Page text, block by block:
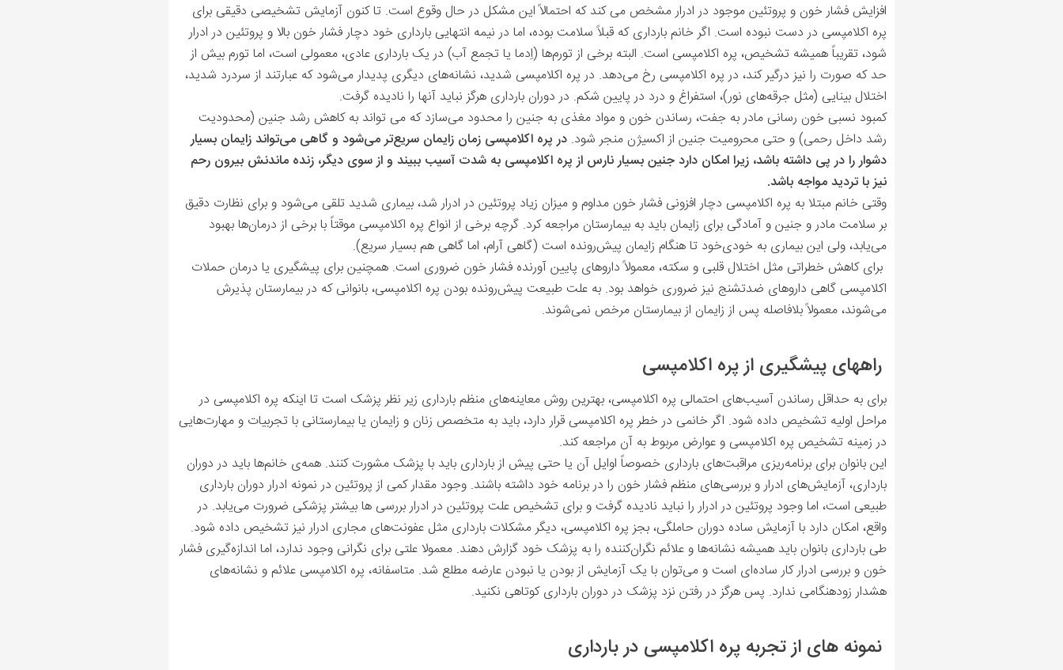
افزایش فشار خون و پروتئین موجود در ادرار مشخص می کند که احتمالاً این مشکل در حال وقوع است. تا کنون آزمایش تشخیصی دقیقی برای
پره اکلامپسی در دست نبوده است. اگر خانم بارداری که قبلاً سلامت بوده، اما در نیمه‌ انتهایی بارداری خود دچار فشار خون بالا و پروتئین در ادرار
شود، تقریباً همیشه تشخیص، پره اکلامپسی است. البته برخی از تورم‌ها (اِدما یا تجمع آب) در یک بارداری عادی، معمولی است، اما تورم بیش از
حد که صورت را نیز درگیر کند، در پره ‌اکلامپسی رخ می‌دهد. در پره اکلامپسی شدید، نشانه‌های دیگری پدیدار می‌شود که عبارتند از سردرد شدید،
اختلال بینایی (مثل جرقه‌های نور)، استفراغ و درد در پایین شکم. در دوران بارداری هرگز نباید آنها را نادیده گرفت.
کمبود نسبی خون رسانی مادر به جفت، رساندن خون و مواد مغذی به جنین را محدود می‌سازد که می تواند به کاهش رشد جنین (محدودیت
رشد داخل رحمی) و حتی محرومیت جنین از اکسیژن منجر شود. در پره اکلامپسی زمان زایمان سریع‌تر می‌شود و گاهی می‌تواند زایمان بسیار
دشوار را در پی داشته باشد، زیرا امکان دارد جنین بسیار نارس از پره اکلامپسی به شدت آسیب ببیند و از سوی دیگر، زنده ماندنش بیرون رحم
نیز با تردید مواجه باشد.
وقتی خانم مبتلا به پره اکلامپسی دچار افزونی فشار خون مداوم و میزان زیاد پروتئین در ادرار شد، بیماری شدید تلقی می‌شود و برای نظارت دقیق
بر سلامت مادر و جنین و آمادگی برای زایمان باید به بیمارستان مراجعه کرد. گرچه برخی از انواع پره اکلامپسی موقتاً با برخی از درمان‌ها بهبود
می‌یابد، ولی این بیماری به خودی‌خود تا هنگام زایمان پیش‌رونده است (گاهی آرام، اما گاهی هم بسیار سریع).
برای کاهش خطراتی مثل اختلال قلبی و سکته، معمولاً داروهای پایین‌ آورنده فشار خون ضروری است. همچنین برای پیشگیری یا درمان حملات
اکلامپسی گاهی داروهای ضدتشنج نیز ضروری خواهد بود. به علت طبیعت پیش‌رونده‌ بودن پره اکلامپسی، بانوانی که در بیمارستان پذیرش
می‌شوند، معمولاً بلافاصله پس از زایمان از بیمارستان مرخص نمی‌شوند.
راههای پیشگیری از پره اکلامپسی
برای به حداقل رساندن آسیب‌های احتمالی پره اکلامپسی، بهترین روش معاینه‌های منظم بارداری زیر نظر پزشک است تا اینکه پره اکلامپسی در
مراحل اولیه تشخیص داده شود. اگر خانمی در خطر پره اکلامپسی قرار دارد، باید به متخصص زنان و زایمان یا بیمارستانی با تجربیات و مهارت‌هایی
در زمینه تشخیص پره اکلامپسی و عوارض مربوط به آن مراجعه کند.
این بانوان برای برنامه‌ریزی مراقبت‌های بارداری خصوصاً اوایل آن یا حتی پیش از بارداری باید با پزشک مشورت کنند. همه‌ی خانم‌ها باید در دوران
بارداری، آزمایش‌های ادرار و بررسی‌های منظم فشار خون را در برنامه‌ خود داشته باشند. وجود مقدار کمی از پروتئین در نمونه‌ ادرار دوران بارداری
طبیعی است، اما وجود پروتئین در ادرار را نباید نادیده گرفت و برای تشخیص علت پروتئین در ادرار بررسی ها بیشتر پزشکی ضرورت می‌یابد. در
واقع، امکان دارد با آزمایش ساده دوران حاملگی، بجز پره اکلامپسی، دیگر مشکلات بارداری مثل عفونت‌های مجاری ادرار نیز تشخیص داده شود.
طی بارداری بانوان باید همیشه نشانه‌ها و علائم نگران‌کننده را به پزشک‌ خود گزارش دهند. معمولا علتی برای نگرانی وجود ندارد، اما اندازه‌گیری فشار
خون و بررسی ادرار کار ساده‌ای است و می‌توان با یک آزمایش از بودن یا نبودن عارضه مطلع شد. متاسفانه، پره اکلامپسی علائم و نشانه‌های
هشدار زودهنگامی ندارد. پس هرگز در رفتن نزد پزشک در دوران بارداری کوتاهی نکنید.
نمونه های از تجربه پره اکلامپسی در بارداری